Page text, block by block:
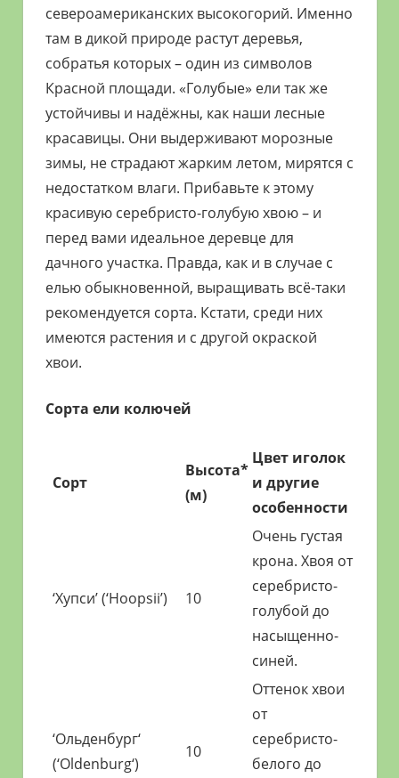
североамериканских высокогорий. Именно
там в дикой природе растут деревья,
собратья которых – один из символов
Красной площади. «Голубые» ели так же
устойчивы и надёжны, как наши лесные
красавицы. Они выдерживают морозные
зимы, не страдают жарким летом, мирятся с
недостатком влаги. Прибавьте к этому
красивую серебристо-голубую хвою – и
перед вами идеальное деревце для
дачного участка. Правда, как и в случае с
елью обыкновенной, выращивать всё-таки
рекомендуется сорта. Кстати, среди них
имеются растения и с другой окраской
хвои.
Сорта ели колючей
Сорт
Высота*
(м)
Цвет иголок
и другие
особенности
‘Хупси’ (‘Hoopsii’) 10
Очень густая
крона. Хвоя от
серебристо-
голубой до
насыщенно-
синей.
‘Ольденбург‘
(‘Oldenburg‘)
10
Оттенок хвои
от
серебристо-
белого до